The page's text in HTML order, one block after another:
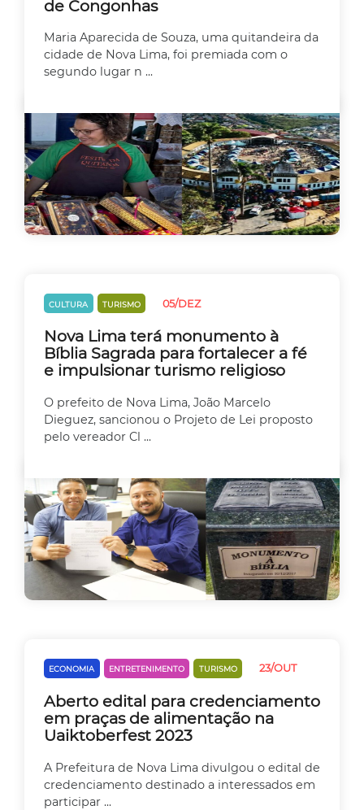
de Congonhas
Maria Aparecida de Souza, uma quitandeira da
cidade de Nova Lima, foi premiada com o
segundo lugar n ...
CULTURA TURISMO 05/DEZ
Nova Lima terá monumento à
Bíblia Sagrada para fortalecer a fé
e impulsionar turismo religioso
O prefeito de Nova Lima, João Marcelo
Dieguez, sancionou o Projeto de Lei proposto
pelo vereador Cl ...
ECONOMIA ENTRETENIMENTO TURISMO 23/OUT
Aberto edital para credenciamento
em praças de alimentação na
Uaiktoberfest 2023
A Prefeitura de Nova Lima divulgou o edital de
credenciamento destinado a interessados em
participar ...